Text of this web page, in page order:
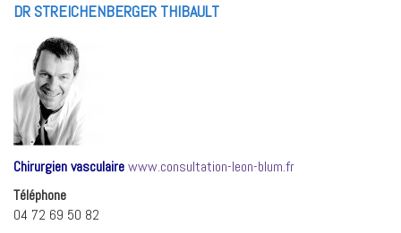
DR STREICHENBERGER THIBAULT
Chirurgien vasculairewww.consultation-leon-blum.fr
Téléphone
04 72 69 50 82